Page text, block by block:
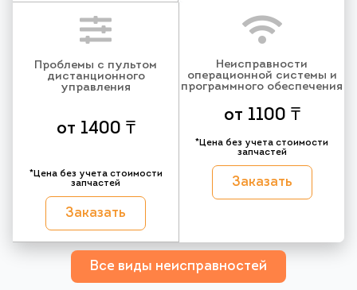
Проблемы с пультом
дистанционного
управления
от 1400 ₸
*Цена без учета стоимости
запчастей
Заказать
Неисправности
операционной системы и
программного обеспечения
от 1100 ₸
*Цена без учета стоимости
запчастей
Заказать
Все виды неисправностей